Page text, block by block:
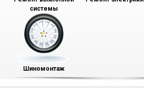
системы
Шиномонтаж